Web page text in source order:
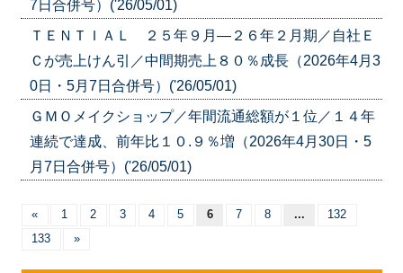
7日合併号）('26/05/01)
ＴＥＮＴＩＡＬ ２５年９月―２６年２月期／自社Ｅ
Ｃが売上けん引／中間期売上８０％成長（2026年4月3
0日・5月7日合併号）('26/05/01)
ＧＭＯメイクショップ／年間流通総額が１位／１４年
連続で達成、前年比１０.９％増（2026年4月30日・5
月7日合併号）('26/05/01)
« 1 2 3 4 5 6 7 8 ...
132
133
»